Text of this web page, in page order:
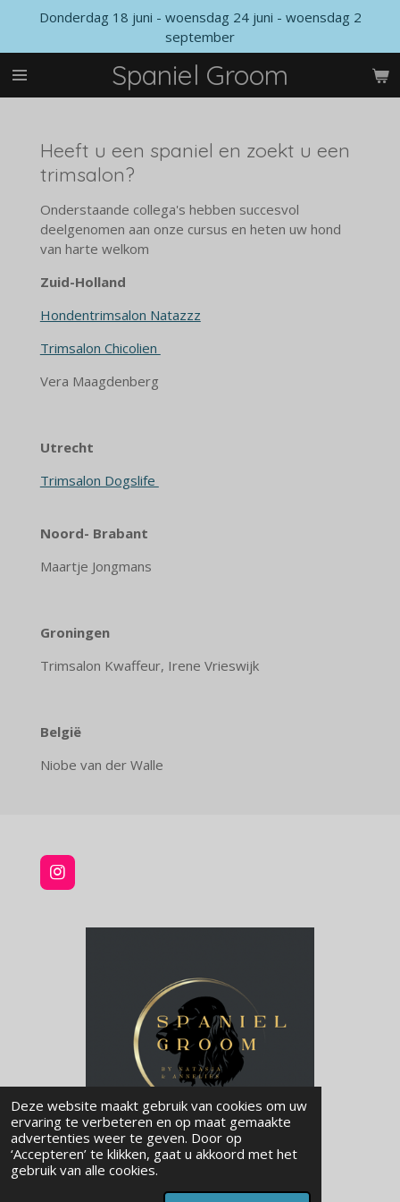
Deze website maakt gebruik van cookies om uw
ervaring te verbeteren en op maat gemaakte
advertenties weer te geven. Door op
‘Accepteren’ te klikken, gaat u akkoord met het
gebruik van alle cookies.
naar
de
hoofdinhoud
Spaniel Groom
Donderdag 18 juni - woensdag 24 juni - woensdag 2
september
Heeft u een spaniel en zoekt u een
trimsalon?
Onderstaande collega's hebben succesvol
deelgenomen aan onze cursus en heten uw hond
van harte welkom
Zuid-Holland
Hondentrimsalon Natazzz
Trimsalon Chicolien
Vera Maagdenberg
Utrecht
Trimsalon Dogslife
Noord- Brabant
Maartje Jongmans
Groningen
Trimsalon Kwaffeur, Irene Vrieswijk
België
Niobe van der Walle
I
n
© 2024 - 2026 Spaniel Groom